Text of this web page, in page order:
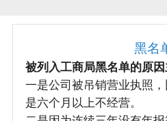
黑名
被列入工商局黑名单的原因
一是公司被吊销营业执照
是六个月以上不经营。